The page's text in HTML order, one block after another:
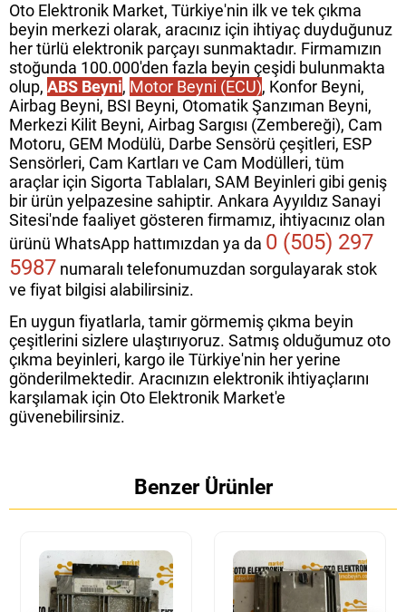
Oto Elektronik Market, Türkiye'nin ilk ve tek çıkma
beyin merkezi olarak, aracınız için ihtiyaç duyduğunuz
her türlü elektronik parçayı sunmaktadır. Firmamızın
stoğunda 100.000'den fazla beyin çeşidi bulunmakta
olup, ABS Beyni, Motor Beyni (ECU), Konfor Beyni,
Airbag Beyni, BSI Beyni, Otomatik Şanzıman Beyni,
Merkezi Kilit Beyni, Airbag Sargısı (Zembereği), Cam
Motoru, GEM Modülü, Darbe Sensörü çeşitleri, ESP
Sensörleri, Cam Kartları ve Cam Modülleri, tüm
araçlar için Sigorta Tablaları, SAM Beyinleri gibi geniş
bir ürün yelpazesine sahiptir. Ankara Ayyıldız Sanayi
Sitesi'nde faaliyet gösteren firmamız, ihtiyacınız olan
ürünü WhatsApp hattımızdan ya da 0 (505) 297
5987 numaralı telefonumuzdan sorgulayarak stok
ve fiyat bilgisi alabilirsiniz.
En uygun fiyatlarla, tamir görmemiş çıkma beyin
çeşitlerini sizlere ulaştırıyoruz. Satmış olduğumuz oto
çıkma beyinleri, kargo ile Türkiye'nin her yerine
gönderilmektedir. Aracınızın elektronik ihtiyaçlarını
karşılamak için Oto Elektronik Market'e
güvenebilirsiniz.
Benzer Ürünler